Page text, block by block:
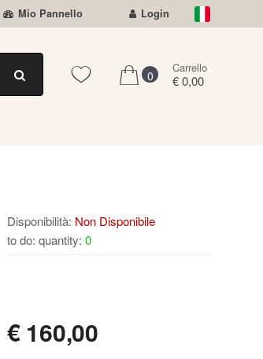
Mio Pannello Login
0
Carrello
€ 0,00
Disponibilità: Non Disponibile
to do: quantity: 0
€ 160,00